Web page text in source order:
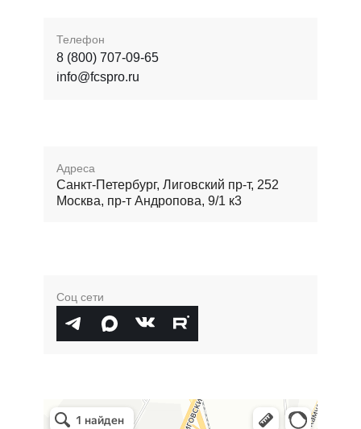
Соц сети
Адреса
Санкт-Петербург, Лиговский пр-т, 252
Москва, пр-т Андропова, 9/1 к3
Телефон
8 (800) 707-09-65
info@fcspro.ru